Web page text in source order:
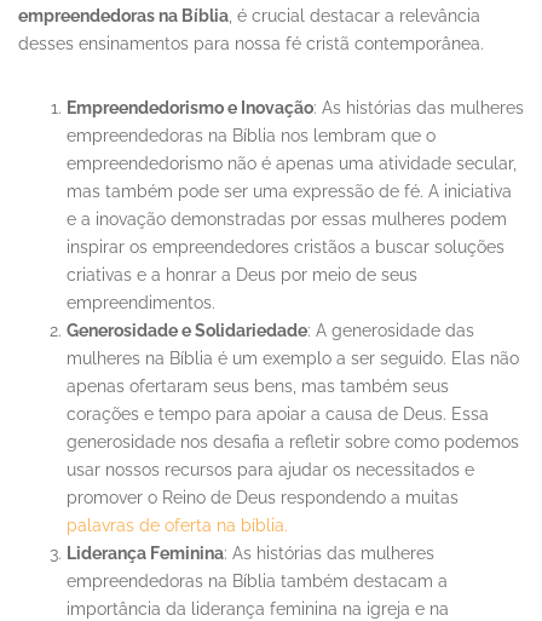
empreendedoras na Bíblia , é crucial destacar a relevância
desses ensinamentos para nossa fé cristã contemporânea.
Empreendedorismo e Inovação: As histórias das mulheres
empreendedoras na Bíblia nos lembram que o
empreendedorismo não é apenas uma atividade secular,
mas também pode ser uma expressão de fé. A iniciativa
e a inovação demonstradas por essas mulheres podem
inspirar os empreendedores cristãos a buscar soluções
criativas e a honrar a Deus por meio de seus
empreendimentos.
Generosidade e Solidariedade: A generosidade das
mulheres na Bíblia é um exemplo a ser seguido. Elas não
apenas ofertaram seus bens, mas também seus
corações e tempo para apoiar a causa de Deus. Essa
generosidade nos desafia a refletir sobre como podemos
usar nossos recursos para ajudar os necessitados e
promover o Reino de Deus respondendo a muitas
palavras de oferta na bíblia.
Liderança Feminina: As histórias das mulheres
empreendedoras na Bíblia também destacam a
importância da liderança feminina na igreja e na